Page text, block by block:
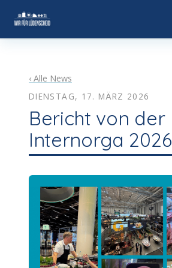
AKTUELLES
VERANSTALTUNGEN
BRANCHEN ENTDECKEN
KONTAKT
MITGLIED WERDEN
‹ Alle News
DIENSTAG, 17. MÄRZ 2026
Bericht von der
Internorga 2026